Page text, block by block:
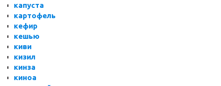
капуста
картофель
кефир
кешью
киви
кизил
кинза
киноа